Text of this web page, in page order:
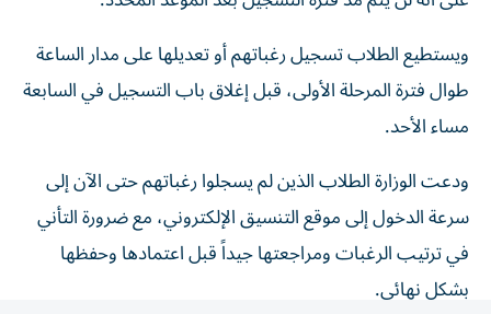
ويستطيع الطلاب تسجيل رغباتهم أو تعديلها على مدار الساعة
طوال فترة المرحلة الأولى، قبل إغلاق باب التسجيل في السابعة
مساء الأحد.
سرعة الدخول إلى موقع التنسيق الإلكتروني، مع ضرورة التأني
في ترتيب الرغبات ومراجعتها جيداً قبل اعتمادها وحفظها
بشكل نهائي.